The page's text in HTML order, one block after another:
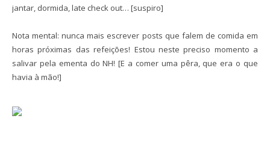
jantar, dormida, late check out… [suspiro]
Nota mental: nunca mais escrever posts que falem de comida em
horas próximas das refeições! Estou neste preciso momento a
salivar pela ementa do NH! [E a comer uma pêra, que era o que
havia à mão!]